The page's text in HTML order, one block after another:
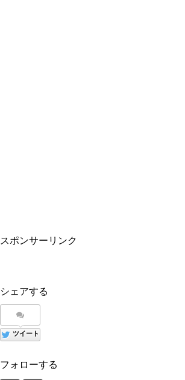
スポンサーリンク
シェアする
ツイート
フォローする